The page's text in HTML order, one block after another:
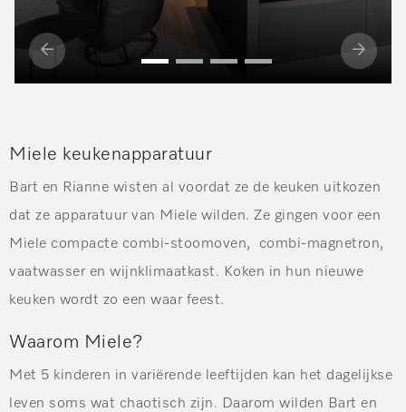
Vorige
slide slide
Miele keukenapparatuur
Bart en Rianne wisten al voordat ze de keuken uitkozen
dat ze apparatuur van Miele wilden. Ze gingen voor een
Miele compacte combi-stoomoven, combi-magnetron,
vaatwasser en wijnklimaatkast. Koken in hun nieuwe
keuken wordt zo een waar feest.
Waarom Miele?
Met 5 kinderen in variërende leeftijden kan het dagelijkse
leven soms wat chaotisch zijn. Daarom wilden Bart en